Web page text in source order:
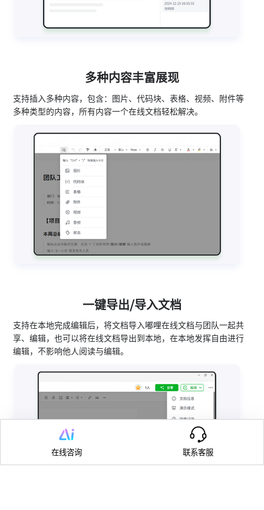
在线咨询 联系客服
多种内容丰富展现
支持插入多种内容，包含：图片、代码块、表格、视频、附件等
多种类型的内容，所有内容一个在线文档轻松解决。
一键导出/导入文档
支持在本地完成编辑后，将文档导入嘟哩在线文档与团队一起共
享、编辑，也可以将在线文档导出到本地，在本地发挥自由进行
编辑，不影响他人阅读与编辑。